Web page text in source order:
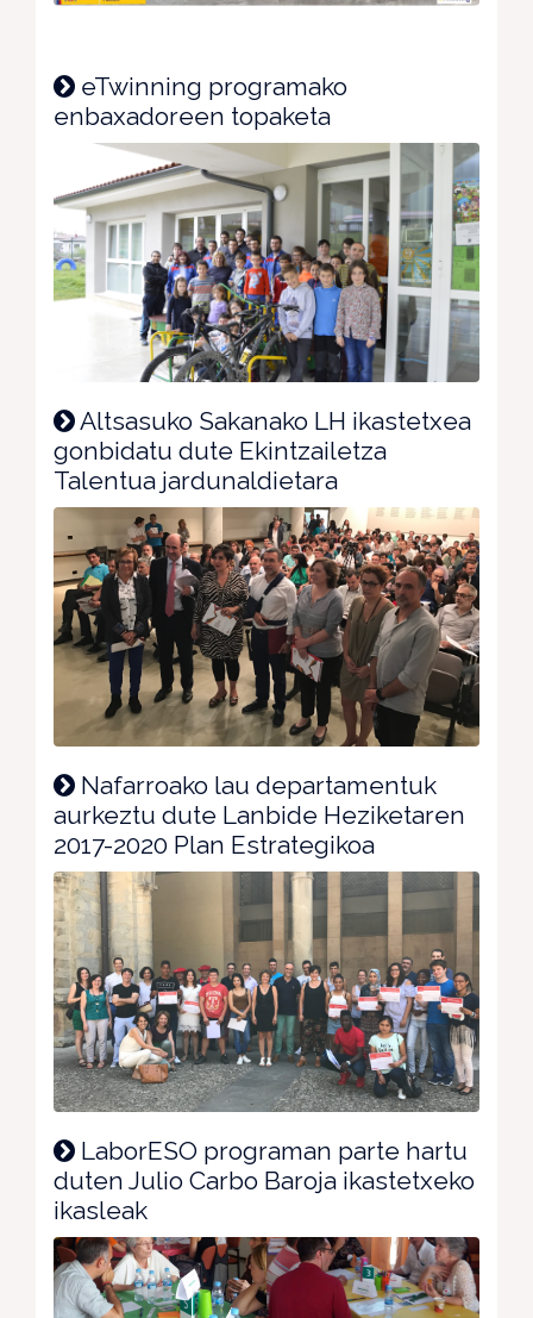
eTwinning programako
enbaxadoreen topaketa
Altsasuko Sakanako LH ikastetxea
gonbidatu dute Ekintzailetza
Talentua jardunaldietara
Nafarroako lau departamentuk
aurkeztu dute Lanbide Heziketaren
2017-2020 Plan Estrategikoa
LaborESO programan parte hartu
duten Julio Carbo Baroja ikastetxeko
ikasleak